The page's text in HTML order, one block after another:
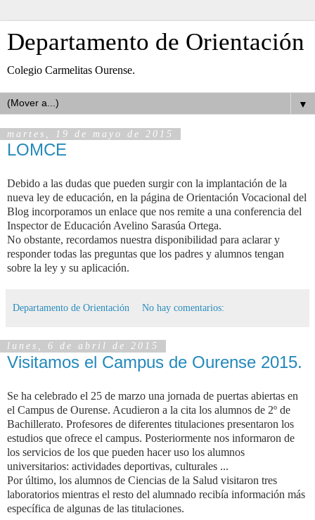
Departamento de Orientación
Colegio Carmelitas Ourense.
▼
martes, 19 de mayo de 2015
LOMCE
Debido a las dudas que pueden surgir con la implantación de la
nueva ley de educación, en la página de Orientación Vocacional del
Blog incorporamos un enlace que nos remite a una conferencia del
Inspector de Educación Avelino Sarasúa Ortega.
No obstante, recordamos nuestra disponibilidad para aclarar y
responder todas las preguntas que los padres y alumnos tengan
sobre la ley y su aplicación.
Departamento de Orientación No hay comentarios:
lunes, 6 de abril de 2015
Visitamos el Campus de Ourense 2015.
Se ha celebrado el 25 de marzo una jornada de puertas abiertas en
el Campus de Ourense. Acudieron a la cita los alumnos de 2º de
Bachillerato. Profesores de diferentes titulaciones presentaron los
estudios que ofrece el campus. Posteriormente nos informaron de
los servicios de los que pueden hacer uso los alumnos
universitarios: actividades deportivas, culturales ...
Por último, los alumnos de Ciencias de la Salud visitaron tres
laboratorios mientras el resto del alumnado recibía información más
específica de algunas de las titulaciones.